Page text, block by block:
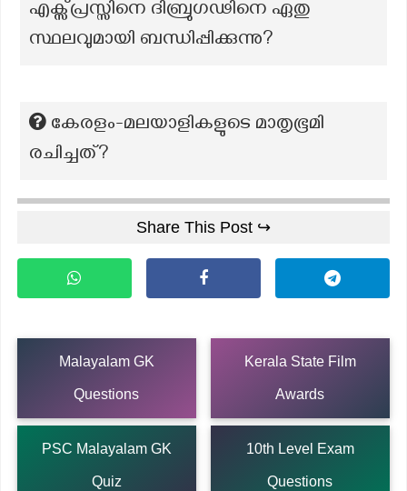
എക്സ്പ്രസ്സിനെ ദിബ്രുഗഢിനെ ഏതു
സ്ഥലവുമായി ബന്ധിപ്പിക്കുന്നു?
കേരളം-മലയാളികളുടെ മാതൃഭൂമി
രചിച്ചത്?
Share This Post ↪
Malayalam GK
Questions
Kerala State Film
Awards
PSC Malayalam GK
Quiz
10th Level Exam
Questions